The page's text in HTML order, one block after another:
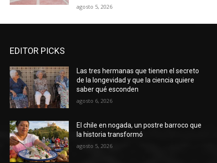
agosto 5, 2026
EDITOR PICKS
Las tres hermanas que tienen el secreto
de la longevidad y que la ciencia quiere
saber qué esconden
agosto 6, 2026
El chile en nogada, un postre barroco que
la historia transformó
agosto 5, 2026